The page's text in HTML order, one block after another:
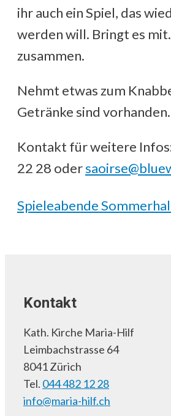
ihr auch ein Spiel, das
werden will. Bringt es
zusammen.
Nehmt etwas zum
Getränke sind vorhanden.
Kontakt für weitere
22 28 oder
Spieleabende
Kontakt
Kath. Kirche Maria-Hilf
Leimbachstrasse 64
8041 Zürich
Tel. 044 482 12 28
info@maria-hilf.ch